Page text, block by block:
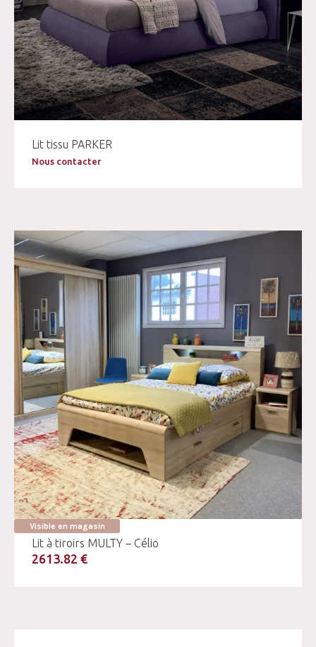
Lit tissu PARKER
Nous contacter
Visible en magasin
Lit à tiroirs MULTY – Célio
2613.82 €